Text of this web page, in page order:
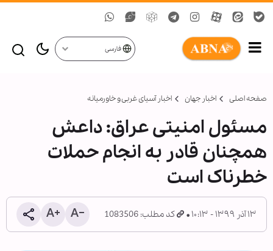
فارسی
صفحه اصلی اخبار جهان اخبار آسیای غربی و خاورمیانه
مسئول امنیتی عراق: داعش
همچنان قادر به انجام حملات
خطرناک است
۱۳ آذر ۱۳۹۹ - ۱۰:۱۳ کد مطلب: 1083506